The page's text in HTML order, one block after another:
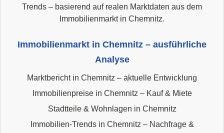
Trends – basierend auf realen Marktdaten aus dem
Immobilienmarkt in Chemnitz.
Immobilienmarkt in Chemnitz – ausführliche
Analyse
Marktbericht in Chemnitz – aktuelle Entwicklung
Immobilienpreise in Chemnitz – Kauf & Miete
Stadtteile & Wohnlagen in Chemnitz
Immobilien-Trends in Chemnitz – Nachfrage &